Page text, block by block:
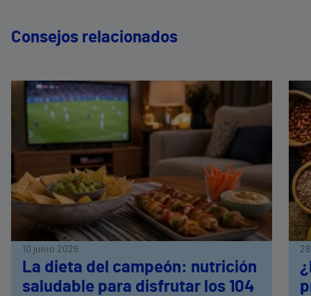
Consejos relacionados
10 junio 2026
La dieta del campeón: nutrición
saludable para disfrutar los 104